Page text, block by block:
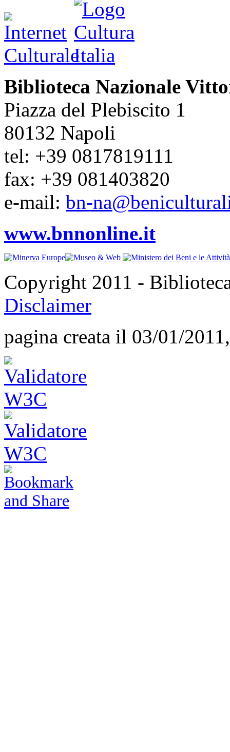
Biblioteca Nazionale
Piazza del Plebiscito 1
80132 Napoli
tel: +39 0817819111
fax: +39 081403820
e-mail: bn-
www.bnnonline.it
Copyright 2011 -
Disclaimer
pagina creata il 03/01/